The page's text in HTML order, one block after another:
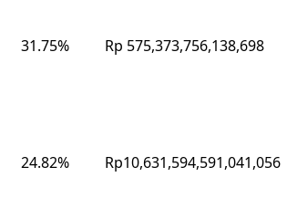
31.75% Rp 575,373,756,138,698
24.82% Rp10,631,594,591,041,056